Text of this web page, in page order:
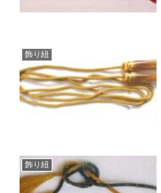
飾り紐
飾り紐